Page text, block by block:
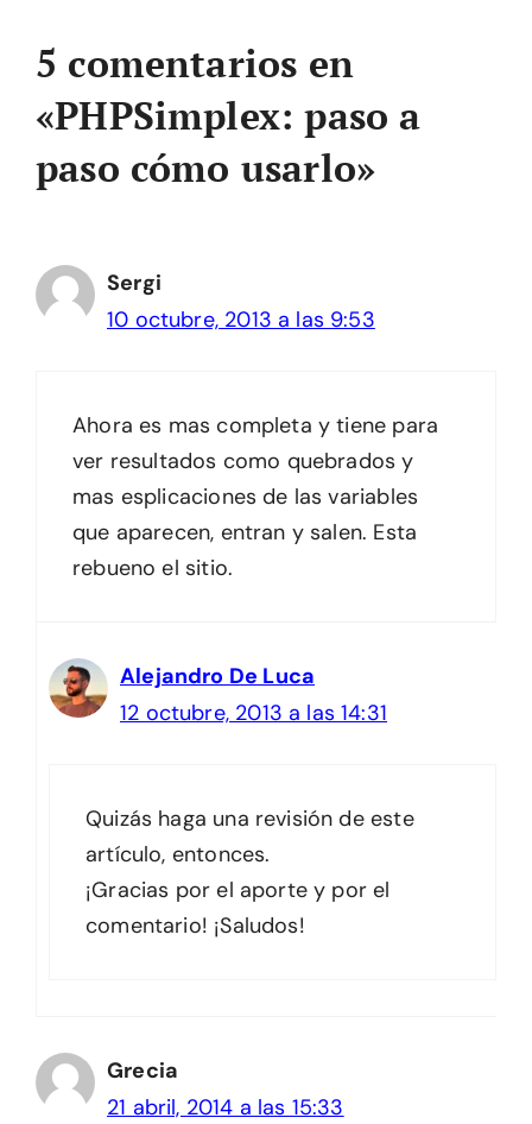
5 comentarios en
«PHPSimplex: paso a
paso cómo usarlo»
Sergi
10 octubre, 2013 a las 9:53
Ahora es mas completa y tiene para
ver resultados como quebrados y
mas esplicaciones de las variables
que aparecen, entran y salen. Esta
rebueno el sitio.
Alejandro De Luca
12 octubre, 2013 a las 14:31
Quizás haga una revisión de este
artículo, entonces.
¡Gracias por el aporte y por el
comentario! ¡Saludos!
Grecia
21 abril, 2014 a las 15:33